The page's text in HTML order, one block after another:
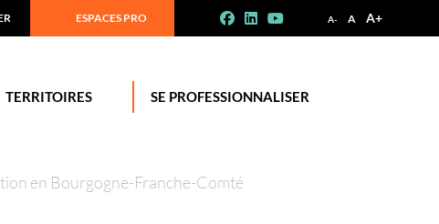
A- A A+
ESPACES PRO
TERRITOIRES SE PROFESSIONNALISER
en Bourgogne-Franche-Comté